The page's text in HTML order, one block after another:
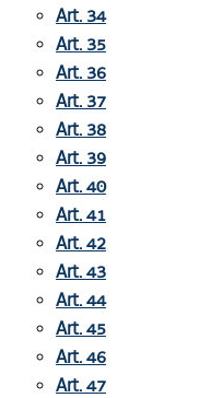
Art. 34
Art. 35
Art. 36
Art. 37
Art. 38
Art. 39
Art. 40
Art. 41
Art. 42
Art. 43
Art. 44
Art. 45
Art. 46
Art. 47